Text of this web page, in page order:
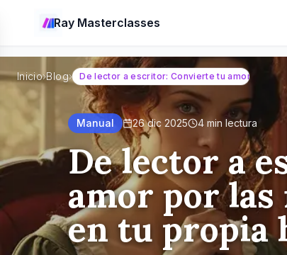
Ray Masterclasses
Inicio›Blog› De lector a escritor: Convierte tu amor por las
Manual 26 dic 2025 4 min lectura
De lector a
amor por las
en tu propia